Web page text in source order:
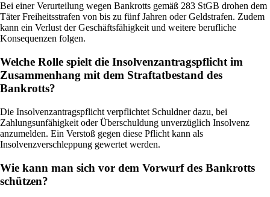
Bei einer Verurteilung wegen Bankrotts gemäß 283 StGB drohen dem
Täter Freiheitsstrafen von bis zu fünf Jahren oder Geldstrafen. Zudem
kann ein Verlust der Geschäftsfähigkeit und weitere berufliche
Konsequenzen folgen.
Welche Rolle spielt die Insolvenzantragspflicht im
Zusammenhang mit dem Straftatbestand des
Bankrotts?
Die Insolvenzantragspflicht verpflichtet Schuldner dazu, bei
Zahlungsunfähigkeit oder Überschuldung unverzüglich Insolvenz
anzumelden. Ein Verstoß gegen diese Pflicht kann als
Insolvenzverschleppung gewertet werden.
Wie kann man sich vor dem Vorwurf des Bankrotts
schützen?